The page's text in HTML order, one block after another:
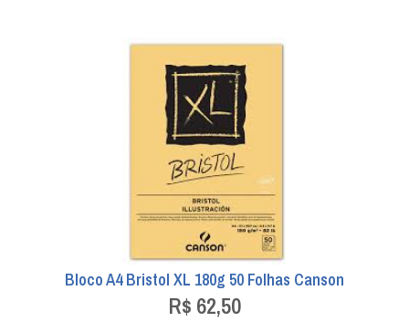
Bloco A4 Bristol XL 180g 50 Folhas Canson
R$ 62,50